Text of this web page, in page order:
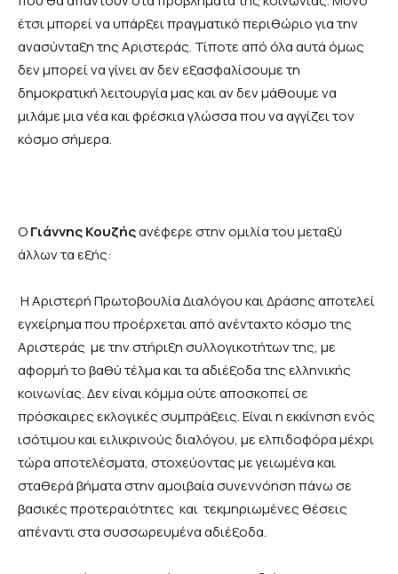
έτσι μπορεί να υπάρξει πραγματικό περιθώριο για την
ανασύνταξη της Αριστεράς. Τίποτε από όλα αυτά όμως
δεν μπορεί να γίνει αν δεν εξασφαλίσουμε τη
δημοκρατική λειτουργία μας και αν δεν μάθουμε να
μιλάμε μια νέα και φρέσκια γλώσσα που να αγγίζει τον
κόσμο σήμερα.
ΟΓιάννης Κουζήςανέφερε στην ομιλία του μεταξύ
άλλων τα εξής:
Η Αριστερή Πρωτοβουλία Διαλόγου και Δράσης αποτελεί
εγχείρημα που προέρχεται από ανένταχτο κόσμο της
Αριστεράς με την στήριξη συλλογικοτήτων της, με
αφορμή το βαθύ τέλμα και τα αδιέξοδα της ελληνικής
κοινωνίας. Δεν είναι κόμμα ούτε αποσκοπεί σε
πρόσκαιρες εκλογικές συμπράξεις. Είναι η εκκίνηση ενός
ισότιμου και ειλικρινούς διαλόγου, με ελπιδοφόρα μέχρι
τώρα αποτελέσματα, στοχεύοντας με γειωμένα και
σταθερά βήματα στην αμοιβαία συνεννόηση πάνω σε
βασικές προτεραιότητες και τεκμηριωμένες θέσεις
απέναντι στα συσσωρευμένα αδιέξοδα.